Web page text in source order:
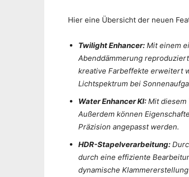
Hier eine Übersicht der neuen
Twilight Enhancer: Mit einem
Abenddämmerung
kreative Farbeffekte erweitert
Lichtspektrum bei
Water Enhancer KI: Mit diesem
Außerdem können
Präzision angepasst werden.
HDR-Stapelverarbeitung:
durch eine effiziente
dynamische